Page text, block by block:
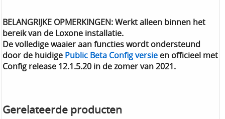
BELANGRIJKE OPMERKINGEN: Werkt alleen binnen het
bereik van de Loxone installatie.
De volledige waaier aan functies wordt ondersteund
door de huidige Public Beta Config versie en officieel met
Config release 12.1.5.20 in de zomer van 2021.
Gerelateerde producten